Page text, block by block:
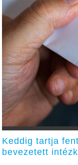
Keddig tartja
bevezetett